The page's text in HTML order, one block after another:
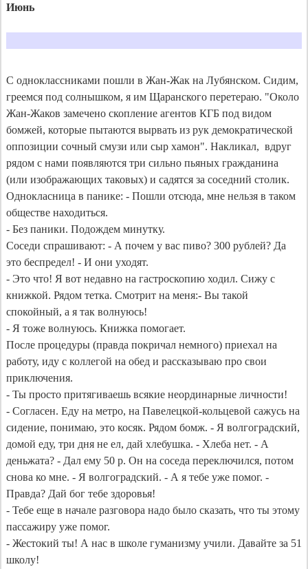
Июнь
С одноклассниками пошли в Жан-Жак на Лубянском. Сидим,
греемся под солнышком, я им Щаранского перетераю. "Около
Жан-Жаков замечено скопление агентов КГБ под видом
бомжей, которые пытаются вырвать из рук демократической
оппозиции сочный смузи или сыр хамон". Накликал,  вдруг
рядом с нами появляются три сильно пьяных гражданина
(или изображающих таковых) и садятся за соседний столик.
Однокласница в панике: - Пошли отсюда, мне нельзя в таком
обществе находиться.
- Без паники. Подождем минутку.
Соседи спрашивают: - А почем у вас пиво? 300 рублей? Да
это беспредел! - И они уходят.
- Это что! Я вот недавно на гастроскопию ходил. Сижу с
книжкой. Рядом тетка. Смотрит на меня:- Вы такой
спокойный, а я так волнуюсь!
- Я тоже волнуюсь. Книжка помогает.
После процедуры (правда покричал немного) приехал на
работу, иду с коллегой на обед и рассказываю про свои
приключения.
- Ты просто притягиваешь всякие неординарные личности!
- Согласен. Еду на метро, на Павелецкой-кольцевой сажусь на
сидение, понимаю, это косяк. Рядом бомж. - Я волгоградский,
домой еду, три дня не ел, дай хлебушка. - Хлеба нет. - А
деньжата? - Дал ему 50 р. Он на соседа переключился, потом
снова ко мне. - Я волгоградский. - А я тебе уже помог. -
Правда? Дай бог тебе здоровья!
- Тебе еще в начале разговора надо было сказать, что ты этому
пассажиру уже помог.
- Жестокий ты! А нас в школе гуманизму учили. Давайте за 51
школу!